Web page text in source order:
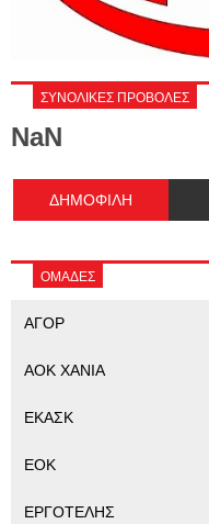
ΣΥΝΟΛΙΚΕΣ ΠΡΟΒΟΛΕΣ
NaN
ΔΗΜΟΦΙΛΗ
ΟΜΑΔΕΣ
ΑΓΟΡ
ΑΟΚ ΧΑΝΙΑ
ΕΚΑΣΚ
ΕΟΚ
ΕΡΓΟΤΕΛΗΣ